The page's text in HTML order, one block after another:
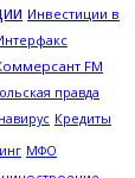
Инвестиции в
FM
правда
Кредиты
МФО